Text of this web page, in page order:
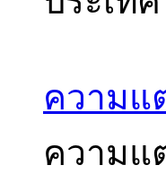
ความแ
ความแ